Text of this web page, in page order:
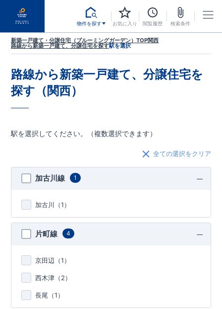
物件を探す お気に入り 閲覧履歴 検索条件
新築一戸建て・分譲住宅（ブルーミングガーデン）TOP関西
路線から新築一戸建て、分譲住宅を探す駅を選択
路線から新築一戸建て、分譲住宅を
探す（関西）
駅を選択してください。（複数選択できます）
全ての選択をクリア
加古川線 1
加古川（1）
片町線 4
京田辺（1）
西木津（2）
長尾（1）